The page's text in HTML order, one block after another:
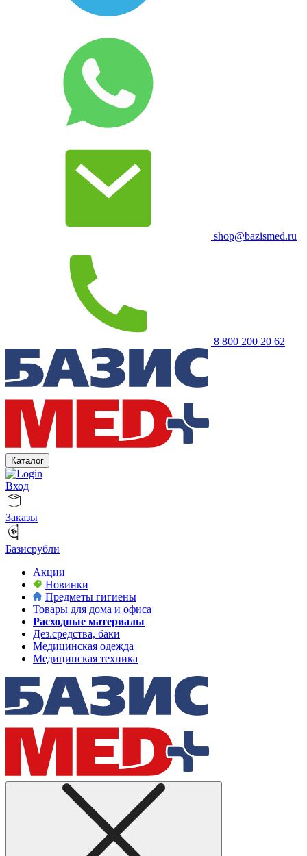
shop@bazismed.ru
8 800 200 20 62
Каталог
Вход
Заказы
Базисрубли
Акции
Новинки
Предметы гигиены
Товары для дома и офиса
Расходные материалы
Дез.средства, баки
Медицинская одежда
Медицинская техника